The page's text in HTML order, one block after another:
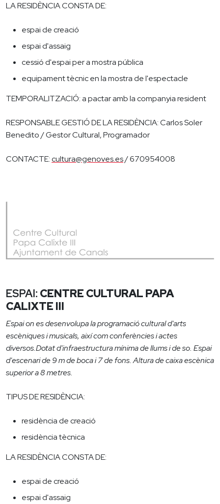
LA RESIDÈNCIA CONSTA DE:
espai de creació
espai d'assaig
cessió d'espai per a mostra pública
equipament tècnic en la mostra de l'espectacle
TEMPORALITZACIÓ: a pactar amb la companyia resident
RESPONSABLE GESTIÓ DE LA RESIDÈNCIA: Carlos Soler
Benedito / Gestor Cultural, Programador
CONTACTE:cultura@genoves.es/ 670954008
ESPAI: CENTRE CULTURAL PAPA
CALIXTE III
Espai on es desenvolupa la programació cultural d'arts
escèniques i musicals, així com conferències i actes
diversos.Dotat d'infraestructura mínima de llums i de so. Espai
d'escenari de 9 m de boca i 7 de fons. Altura de caixa escènica
superior a 8 metres.
TIPUS DE RESIDÈNCIA:
residència de creació
residència tècnica
LA RESIDÈNCIA CONSTA DE:
espai de creació
espai d'assaig